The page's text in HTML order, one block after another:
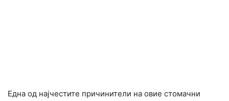
Една од најчестите причинители на овие стомачни